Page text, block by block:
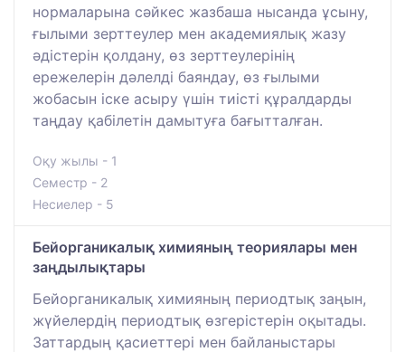
нормаларына сәйкес жазбаша нысанда ұсыну,
ғылыми зерттеулер мен академиялық жазу
әдістерін қолдану, өз зерттеулерінің
ережелерін дәлелді баяндау, өз ғылыми
жобасын іске асыру үшін тиісті құралдарды
таңдау қабілетін дамытуға бағытталған.
Оқу жылы - 1
Семестр - 2
Несиелер - 5
Бейорганикалық химияның теориялары мен
заңдылықтары
Бейорганикалық химияның периодтық заңын,
жүйелердің периодтық өзгерістерін оқытады.
Заттардың қасиеттері мен байланыстары